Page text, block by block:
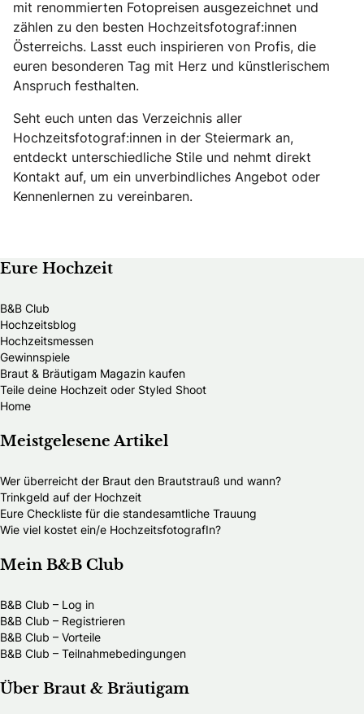
mit renommierten Fotopreisen ausgezeichnet und
zählen zu den besten Hochzeitsfotograf:innen
Österreichs. Lasst euch inspirieren von Profis, die
euren besonderen Tag mit Herz und künstlerischem
Anspruch festhalten.
Seht euch unten das Verzeichnis aller
Hochzeitsfotograf:innen in der Steiermark an,
entdeckt unterschiedliche Stile und nehmt direkt
Kontakt auf, um ein unverbindliches Angebot oder
Kennenlernen zu vereinbaren.
Eure Hochzeit
B&B Club
Hochzeitsblog
Hochzeitsmessen
Gewinnspiele
Braut & Bräutigam Magazin kaufen
Teile deine Hochzeit oder Styled Shoot
Home
Meistgelesene Artikel
Wer überreicht der Braut den Brautstrauß und wann?
Trinkgeld auf der Hochzeit
Eure Checkliste für die standesamtliche Trauung
Wie viel kostet ein/e HochzeitsfotografIn?
Mein B&B Club
B&B Club – Log in
B&B Club – Registrieren
B&B Club – Vorteile
B&B Club – Teilnahmebedingungen
Über Braut & Bräutigam